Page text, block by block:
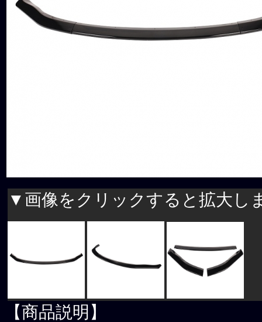
▼画像をクリックすると拡大し
【商品説明】